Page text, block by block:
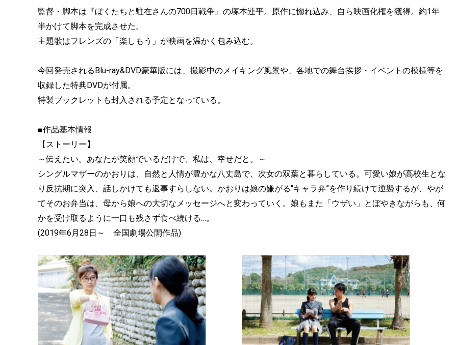
監督・脚本は『ぼくたちと駐在さんの700日戦争』の塚本連平。原作に惚れ込み、自ら映画化権を獲得。約1年
半かけて脚本を完成させた。
主題歌はフレンズの「楽しもう」が映画を温かく包み込む。
今回発売されるBlu-ray&DVD豪華版には、撮影中のメイキング風景や、各地での舞台挨拶・イベントの模様等を
収録した特典DVDが付属。
特製ブックレットも封入される予定となっている。
■作品基本情報
【ストーリー】
～伝えたい。あなたが笑顔でいるだけで、私は、幸せだと。～
シングルマザーのかおりは、自然と人情が豊かな八丈島で、次女の双葉と暮らしている。可愛い娘が高校生とな
り反抗期に突入、話しかけても返事すらしない。かおりは娘の嫌がる“キャラ弁”を作り続けて逆襲するが、やが
てそのお弁当は、母から娘への大切なメッセージへと変わっていく。娘もまた「ウザい」とぼやきながらも、何
かを受け取るように一口も残さず食べ続ける…。
(2019年6月28日～ 全国劇場公開作品)